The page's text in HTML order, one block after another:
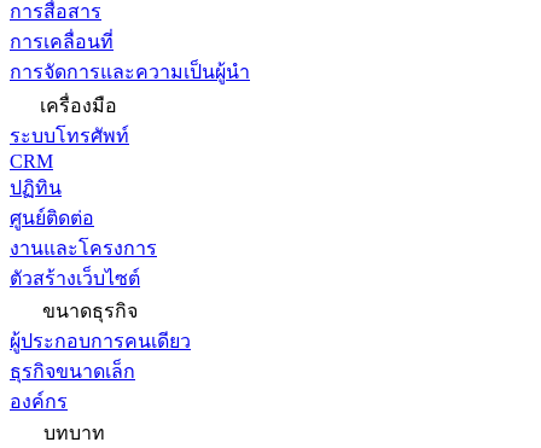
การสื่อสาร
การเคลื่อนที่
การจัดการและความเป็นผู้นำ
เครื่องมือ
ระบบโทรศัพท์
CRM
ปฏิทิน
ศูนย์ติดต่อ
งานและโครงการ
ตัวสร้างเว็บไซต์
ขนาดธุรกิจ
ผู้ประกอบการคนเดียว
ธุรกิจขนาดเล็ก
องค์กร
บทบาท